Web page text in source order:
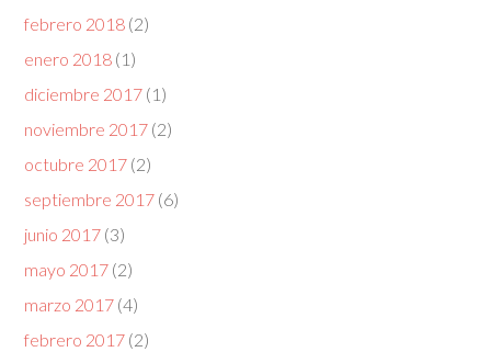
febrero 2018 (2)
enero 2018 (1)
diciembre 2017 (1)
noviembre 2017 (2)
octubre 2017 (2)
septiembre 2017 (6)
junio 2017 (3)
mayo 2017 (2)
marzo 2017 (4)
febrero 2017 (2)